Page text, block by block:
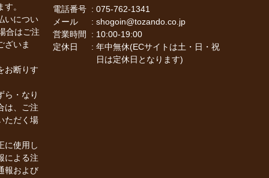
。
いについ
合はご注
ざいま
お断りす
ら・なり
は、ご注
ただく場
に使用し
による注
報および
電話番号
075-762-1341
メール
shogoin@tozando.co.jp
営業時間
10:00-19:00
定休日
年中無休(ECサイトは土・日・祝
日は定休日となります)